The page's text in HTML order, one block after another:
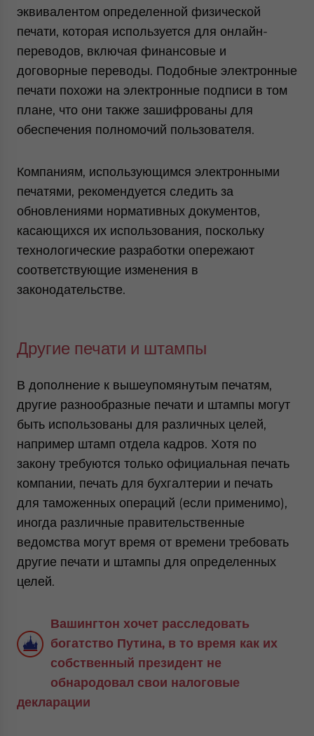
эквивалентом определенной физической
печати, которая используется для онлайн-
переводов, включая финансовые и
договорные переводы. Подобные электронные
печати похожи на электронные подписи в том
плане, что они также зашифрованы для
обеспечения полномочий пользователя.
Компаниям, использующимся электронными
печатями, рекомендуется следить за
обновлениями нормативных документов,
касающихся их использования, поскольку
технологические разработки опережают
соответствующие изменения в
законодательстве.
Другие печати и штампы
В дополнение к вышеупомянутым печатям,
другие разнообразные печати и штампы могут
быть использованы для различных целей,
например штамп отдела кадров. Хотя по
закону требуются только официальная печать
компании, печать для бухгалтерии и печать
для таможенных операций (если применимо),
иногда различные правительственные
ведомства могут время от времени требовать
другие печати и штампы для определенных
целей.
Вашингтон хочет расследовать
богатство Путина, в то время как их
собственный президент не
обнародовал свои налоговые
декларации